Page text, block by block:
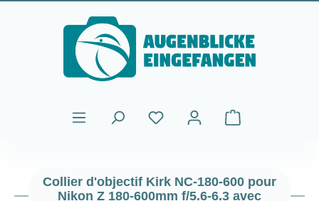
Passer au contenu principal
Le panier
Collier d'objectif Kirk NC-180-600 pour
Nikon Z 180-600mm f/5.6-6.3 avec